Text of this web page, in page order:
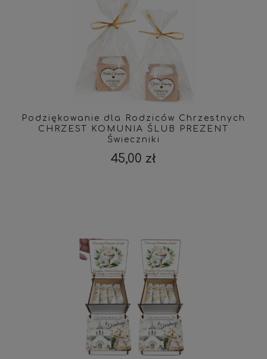
Podziękowanie dla Rodziców Chrzestnych
CHRZEST KOMUNIA ŚLUB PREZENT
Świeczniki
45,00 zł